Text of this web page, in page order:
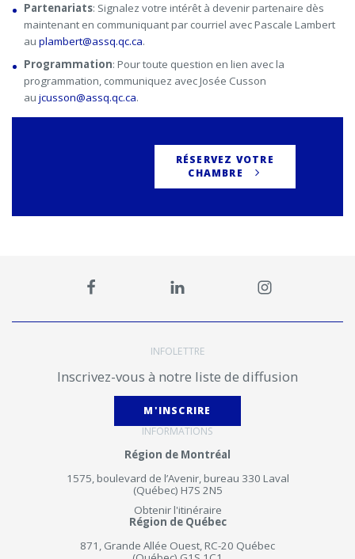
Partenariats: Signalez votre intérêt à devenir partenaire dès
maintenant en communiquant par courriel avec Pascale Lambert
au plambert@assq.qc.ca.
Programmation: Pour toute question en lien avec la
programmation, communiquez avec Josée Cusson
au jcusson@assq.qc.ca.
RÉSERVEZ VOTRE
CHAMBRE
INFOLETTRE
Inscrivez-vous à notre liste de diffusion
M'INSCRIRE
INFORMATIONS
Région de Montréal
1575, boulevard de l’Avenir, bureau 330 Laval
(Québec) H7S 2N5
Obtenir l'itinéraire
Région de Québec
871, Grande Allée Ouest, RC-20 Québec